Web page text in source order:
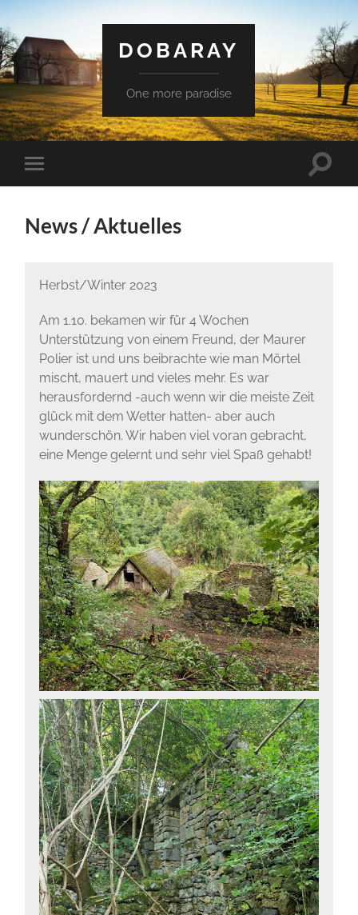
DOBARAY
One more paradise
Mobile-
Menü
News / Aktuelles
Herbst/Winter 2023
Am 1.10. bekamen wir für 4 Wochen
Unterstützung von einem Freund, der Maurer
Polier ist und uns beibrachte wie man Mörtel
mischt, mauert und vieles mehr. Es war
herausfordernd -auch wenn wir die meiste Zeit
glück mit dem Wetter hatten- aber auch
wunderschön. Wir haben viel voran gebracht,
eine Menge gelernt und sehr viel Spaß gehabt!